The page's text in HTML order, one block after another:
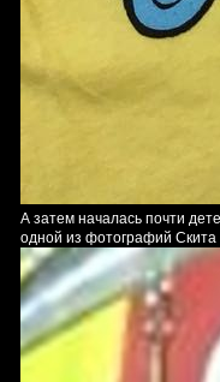
А затем началась почти
одной из фотографий